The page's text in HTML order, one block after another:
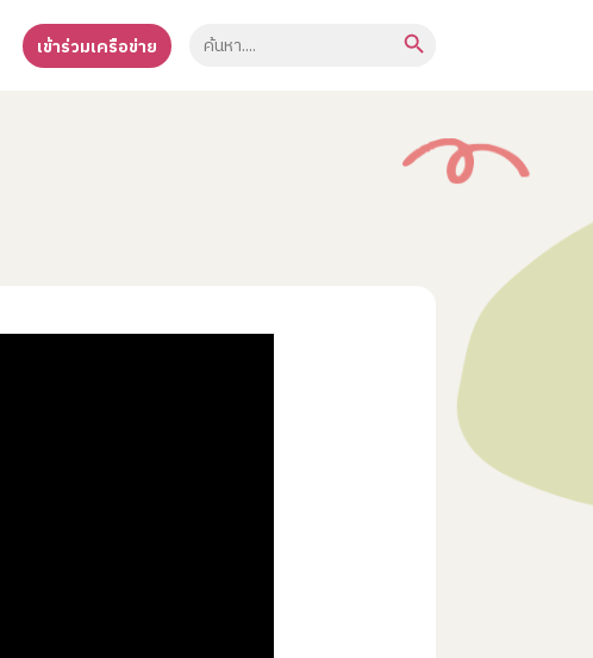
เข้าร่วมเครือข่าย
Search
for: